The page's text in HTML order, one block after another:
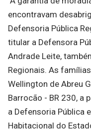
encontravam
Defensoria Pública
titular a Defensora
Andrade Leite,
Regionais. As
Wellington de Abreu
Barrocão - BR 230, a
a Defensoria Pública
Habitacional do